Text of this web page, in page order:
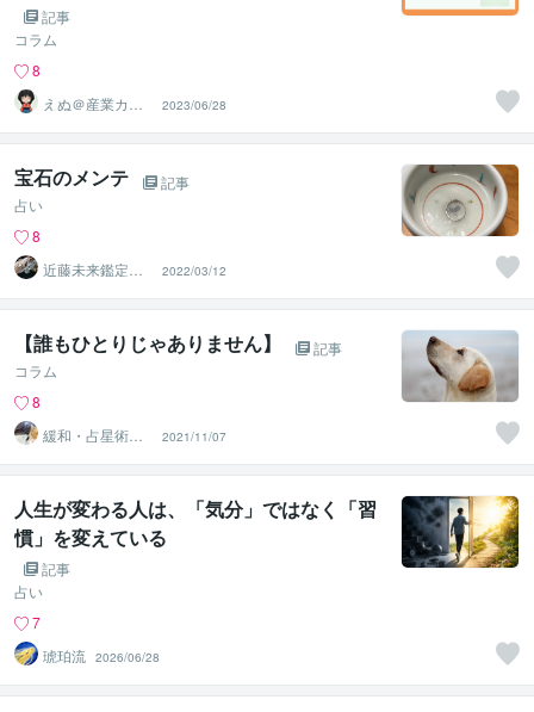
記事
コラム
8
えぬ＠産業カウ
ンセラー
2023/06/28
宝石のメンテ
記事
占い
8
近藤未来鑑定
近藤 光 【移転
済】
2022/03/12
【誰もひとりじゃありません】
記事
コラム
8
緩和・占星術
師 中川
2021/11/07
人生が変わる人は、「気分」ではなく「習
慣」を変えている
記事
占い
7
琥珀流 2026/06/28